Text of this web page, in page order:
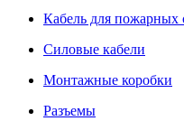
Кабель для пожарных
Силовые кабели
Монтажные коробки
Разъемы